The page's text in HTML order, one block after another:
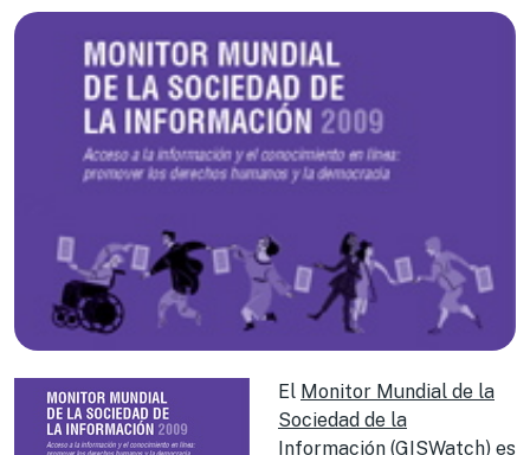
El Monitor Mundial de la
Sociedad de la
Información (GISWatch) es